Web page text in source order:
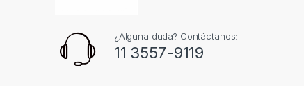
¿Alguna duda? Contáctanos:
11 3557-9119